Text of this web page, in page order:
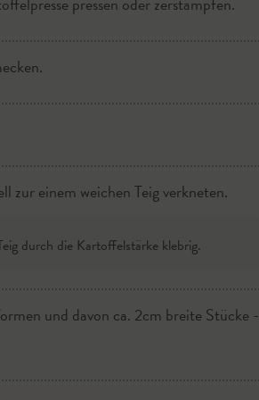
zur einem weichen Teig verkneten.
durch die Kartoffelstärke klebrig.
und davon ca. 2cm breite Stücke -